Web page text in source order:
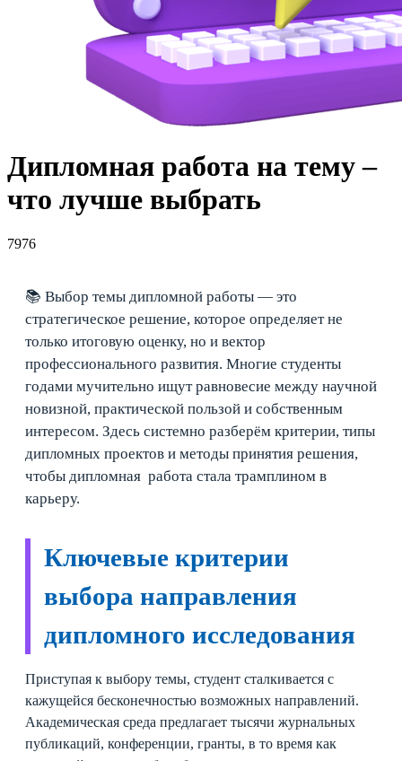
Дипломная работа на тему –
что лучше выбрать
7976
📚 Выбор темы дипломной работы — это
стратегическое решение, которое определяет не
только итоговую оценку, но и вектор
профессионального развития. Многие студенты
годами мучительно ищут равновесие между научной
новизной, практической пользой и собственным
интересом. Здесь системно разберём критерии, типы
дипломных проектов и методы принятия решения,
чтобы дипломная работа стала трамплином в
карьеру.
Ключевые критерии
выбора направления
дипломного исследования
Приступая к выбору темы, студент сталкивается с
кажущейся бесконечностью возможных направлений.
Академическая среда предлагает тысячи журнальных
публикаций, конференции, гранты, в то время как